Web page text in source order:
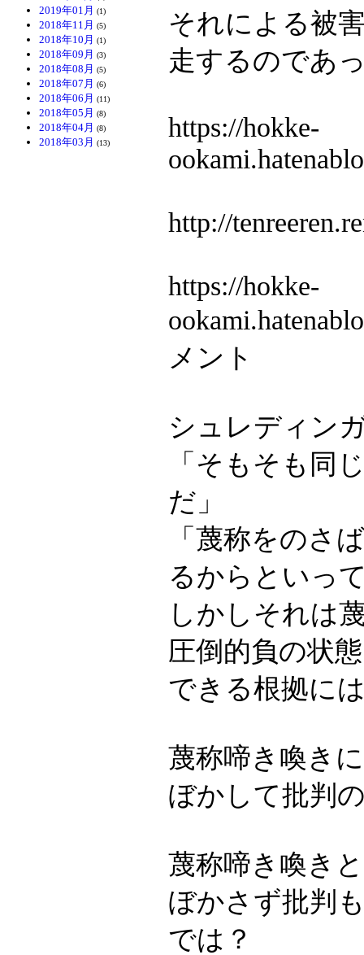
2019年01月 (1)
2018年11月 (5)
2018年10月 (1)
2018年09月 (3)
2018年08月 (5)
2018年07月 (6)
2018年06月 (11)
2018年05月 (8)
2018年04月 (8)
2018年03月 (13)
それによる被
走するのであ
https://hokke-
http://
https://hokke-
メント
シュレディン
「そもそも同
だ」
「蔑称をのさ
るからといっ
しかしそれは
圧倒的負の状
できる根拠に
蔑称啼き喚き
ぼかして批判
蔑称啼き喚き
ぼかさず批判
では？